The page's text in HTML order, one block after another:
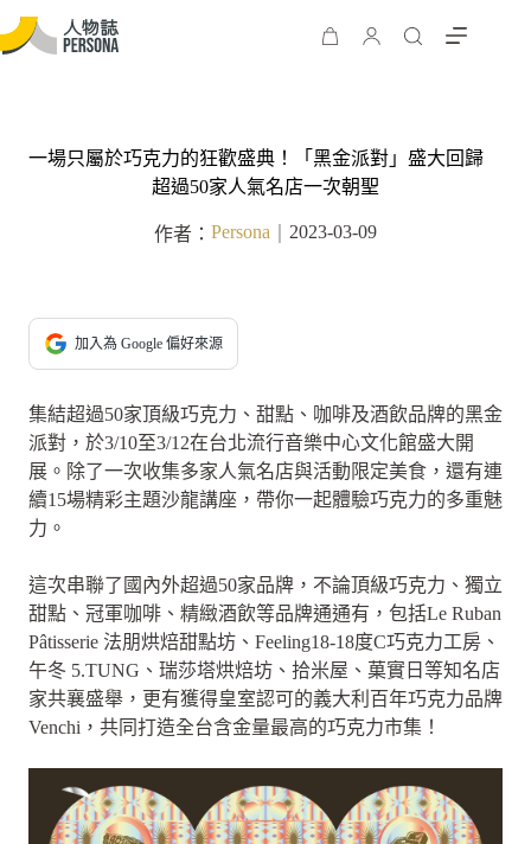
一場只屬於巧克力的狂歡盛典！「黑金派對」盛大回歸
超過50家人氣名店一次朝聖
作者： Persona 2023-03-09
加入為 Google 偏好來源
集結超過50家頂級巧克力、甜點、咖啡及酒飲品牌的黑金
派對，於3/10至3/12在台北流行音樂中心文化館盛大開
展。除了一次收集多家人氣名店與活動限定美食，還有連
續15場精彩主題沙龍講座，帶你一起體驗巧克力的多重魅
力。
這次串聯了國內外超過50家品牌，不論頂級巧克力、獨立
甜點、冠軍咖啡、精緻酒飲等品牌通通有，包括Le Ruban
Pâtisserie 法朋烘焙甜點坊、Feeling18-18度C巧克力工房、
午冬 5.TUNG、瑞莎塔烘焙坊、拾米屋、菓實日等知名店
家共襄盛舉，更有獲得皇室認可的義大利百年巧克力品牌
Venchi，共同打造全台含金量最高的巧克力市集！